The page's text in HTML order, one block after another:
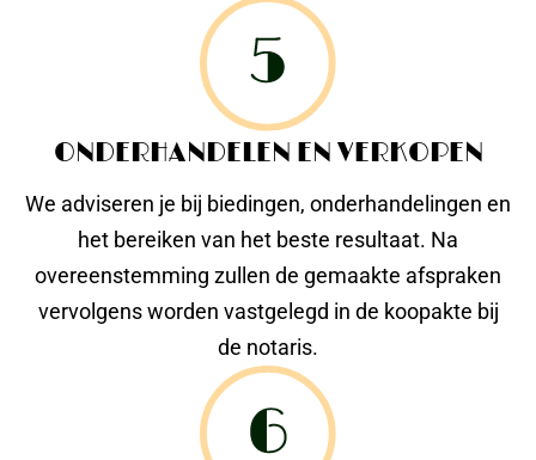
ONDERHANDELEN EN VERKOPEN
We adviseren je bij biedingen, onderhandelingen en
het bereiken van het beste resultaat. Na
overeenstemming zullen de gemaakte afspraken
vervolgens worden vastgelegd in de koopakte bij
de notaris.